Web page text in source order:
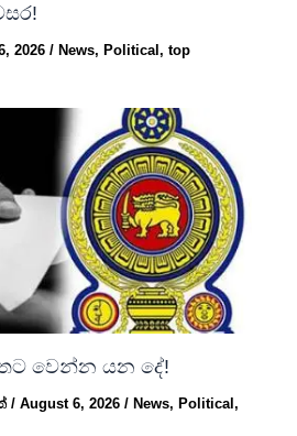
2026/ News, Political,top
වෙන්න යන දේ!
/August 6, 2026/ News, Political,